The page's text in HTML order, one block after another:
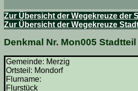
Zur Übersicht der Wegekreuze der
Zur Übersicht der Wegekreuze
Denkmal Nr. Mon005
Gemeinde: Merzig
Ortsteil: Mondorf
Flurname:
Flurstück